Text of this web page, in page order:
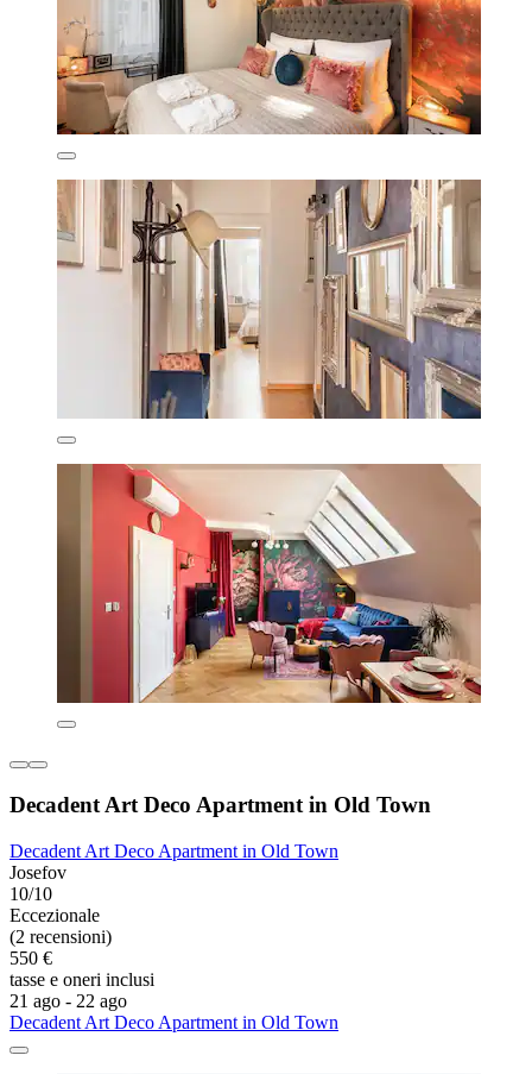
Decadent Art Deco Apartment in Old Town
Decadent Art Deco Apartment in Old Town
Josefov
10/10
Eccezionale
(2 recensioni)
550 €
tasse e oneri inclusi
21 ago - 22 ago
Decadent Art Deco Apartment in Old Town